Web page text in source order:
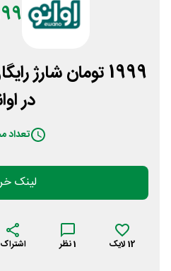
1999 تومان شارژ
در
تعداد
لینک
12لایک 1نظر اشتراک